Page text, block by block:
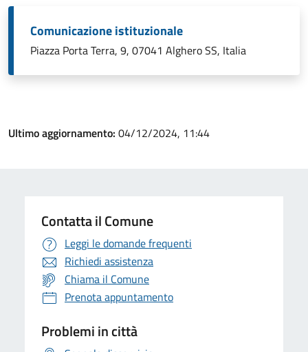
Comunicazione istituzionale
Piazza Porta Terra, 9, 07041 Alghero SS, Italia
Ultimo aggiornamento: 04/12/2024, 11:44
Contatta il Comune
Leggi le domande frequenti
Richiedi assistenza
Chiama il Comune
Prenota appuntamento
Problemi in città